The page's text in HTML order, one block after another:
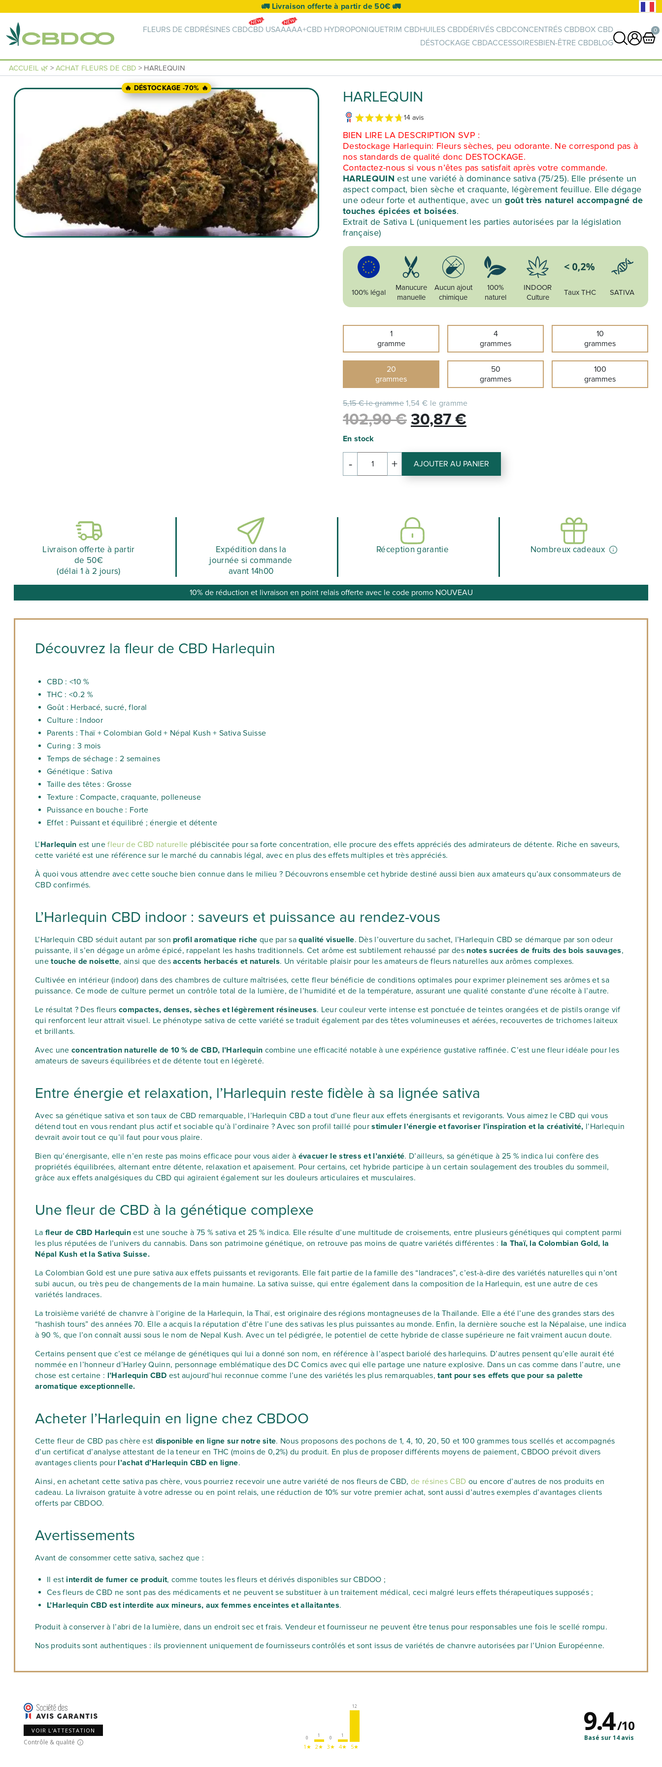
🚛 Livraison offerte à partir de 50€ 🚛
FLEURS DE CBDRÉSINES CBDCBD USAAAAA+CBD HYDROPONIQUETRIM CBDHUILES CBDDÉRIVÉS CBDCONCENTRÉS CBDBOX CBD
DÉSTOCKAGE CBDACCESSOIRESBIEN-ÊTRE CBDBLOG
0
ACCUEIL 🌿 > ACHAT FLEURS DE CBD > HARLEQUIN
🔥 DÉSTOCKAGE -70% 🔥 HARLEQUIN
14 avis
BIEN LIRE LA DESCRIPTION SVP :
Destockage Harlequin: Fleurs sèches, peu odorante. Ne correspond pas à
nos standards de qualité donc DESTOCKAGE.
Contactez-nous si vous n’êtes pas satisfait après votre commande.
HARLEQUIN est une variété à dominance sativa (75/25). Elle présente un
aspect compact, bien sèche et craquante, légèrement feuillue. Elle dégage
une odeur forte et authentique, avec un goût très naturel accompagné de
touches épicées et boisées.
Extrait de Sativa L (uniquement les parties autorisées par la législation
française)
100% légal
Manucure
manuelle
Aucun ajout
chimique
100%
naturel
INDOOR
Culture
Taux THC SATIVA
1
gramme
4
grammes
10
grammes
20
grammes
50
grammes
100
grammes
5,15 € le gramme 1,54 € le gramme
102,90€ Le
initial
était :
30,87 €
actuel
est :
En stock
-
quantité
de
+ AJOUTER AU PANIER
Livraison offerte à partir
de 50€
(délai 1 à 2 jours)
Expédition dans la
journée si commande
avant 14h00
Réception garantie Nombreux cadeaux
10% de réduction et livraison en point relais offerte avec le code promo NOUVEAU
Découvrez la fleur de CBD Harlequin
CBD : <10 %
THC : <0.2 %
Goût : Herbacé, sucré, floral
Culture : Indoor
Parents : Thaï + Colombian Gold + Népal Kush + Sativa Suisse
Curing : 3 mois
Temps de séchage : 2 semaines
Génétique : Sativa
Taille des têtes : Grosse
Texture : Compacte, craquante, polleneuse
Puissance en bouche : Forte
Effet : Puissant et équilibré ; énergie et détente
L’Harlequin est unefleur de CBD naturelle plébiscitée pour sa forte concentration, elle procure des effets appréciés des admirateurs de détente. Riche en saveurs,
cette variété est une référence sur le marché du cannabis légal, avec en plus des effets multiples et très appréciés.
À quoi vous attendre avec cette souche bien connue dans le milieu ? Découvrons ensemble cet hybride destiné aussi bien aux amateurs qu’aux consommateurs de
CBD confirmés.
L’Harlequin CBD indoor : saveurs et puissance au rendez-vous
L’Harlequin CBD séduit autant par son profil aromatique riche que par saqualité visuelle. Dès l’ouverture du sachet, l’Harlequin CBD se démarque par son odeur
puissante, il s’en dégage un arôme épicé, rappelant les hashs traditionnels. Cet arôme est subtilement rehaussé par des notes sucrées de fruits des bois sauvages,
unetouche de noisette, ainsi que desaccents herbacés et naturels. Un véritable plaisir pour les amateurs de fleurs naturelles aux arômes complexes.
Cultivée en intérieur (indoor) dans des chambres de culture maîtrisées, cette fleur bénéficie de conditions optimales pour exprimer pleinement ses arômes et sa
puissance. Ce mode de culture permet un contrôle total de la lumière, de l’humidité et de la température, assurant une qualité constante d’une récolte à l’autre.
Le résultat ? Des fleurs compactes, denses, sèches et légèrement résineuses. Leur couleur verte intense est ponctuée de teintes orangées et de pistils orange vif
qui renforcent leur attrait visuel. Le phénotype sativa de cette variété se traduit également par des têtes volumineuses et aérées, recouvertes de trichomes laiteux
et brillants.
Avec une concentration naturelle de 10 % de CBD, l’Harlequin combine une efficacité notable à une expérience gustative raffinée. C’est une fleur idéale pour les
amateurs de saveurs équilibrées et de détente tout en légèreté.
Entre énergie et relaxation, l’Harlequin reste fidèle à sa lignée sativa
Avec sa génétique sativa et son taux de CBD remarquable, l’Harlequin CBD a tout d’une fleur aux effets énergisants et revigorants. Vous aimez le CBD qui vous
détend tout en vous rendant plus actif et sociable qu’à l’ordinaire ? Avec son profil taillé pourstimuler l’énergie et favoriser l’inspiration et la créativité, l’Harlequin
devrait avoir tout ce qu’il faut pour vous plaire.
Bien qu’énergisante, elle n’en reste pas moins efficace pour vous aider à évacuer le stress et l’anxiété. D’ailleurs, sa génétique à 25 % indica lui confère des
propriétés équilibrées, alternant entre détente, relaxation et apaisement. Pour certains, cet hybride participe à un certain soulagement des troubles du sommeil,
grâce aux effets analgésiques du CBD qui agiraient également sur les douleurs articulaires et musculaires.
Une fleur de CBD à la génétique complexe
La fleur de CBD Harlequin est une souche à 75 % sativa et 25 % indica. Elle résulte d’une multitude de croisements, entre plusieurs génétiques qui comptent parmi
les plus réputées de l’univers du cannabis. Dans son patrimoine génétique, on retrouve pas moins de quatre variétés différentes : la Thaï, la Colombian Gold, la
Népal Kush et la Sativa Suisse.
La Colombian Gold est une pure sativa aux effets puissants et revigorants. Elle fait partie de la famille des “landraces”, c’est-à-dire des variétés naturelles qui n’ont
subi aucun, ou très peu de changements de la main humaine. La sativa suisse, qui entre également dans la composition de la Harlequin, est une autre de ces
variétés landraces.
La troisième variété de chanvre à l’origine de la Harlequin, la Thaï, est originaire des régions montagneuses de la Thaïlande. Elle a été l’une des grandes stars des
“hashish tours” des années 70. Elle a acquis la réputation d’être l’une des sativas les plus puissantes au monde. Enfin, la dernière souche est la Népalaise, une indica
à 90 %, que l’on connaît aussi sous le nom de Nepal Kush. Avec un tel pédigrée, le potentiel de cette hybride de classe supérieure ne fait vraiment aucun doute.
Certains pensent que c’est ce mélange de génétiques qui lui a donné son nom, en référence à l’aspect bariolé des harlequins. D’autres pensent qu’elle aurait été
nommée en l’honneur d’Harley Quinn, personnage emblématique des DC Comics avec qui elle partage une nature explosive. Dans un cas comme dans l’autre, une
chose est certaine : l’Harlequin CBD est aujourd’hui reconnue comme l’une des variétés les plus remarquables,tant pour ses effets que pour sa palette
aromatique exceptionnelle.
Acheter l’Harlequin en ligne chez CBDOO
Cette fleur de CBD pas chère est disponible en ligne sur notre site. Nous proposons des pochons de 1, 4, 10, 20, 50 et 100 grammes tous scellés et accompagnés
d’un certificat d’analyse attestant de la teneur en THC (moins de 0,2%) du produit. En plus de proposer différents moyens de paiement, CBDOO prévoit divers
avantages clients pour l’achat d’Harlequin CBD en ligne.
Ainsi, en achetant cette sativa pas chère, vous pourriez recevoir une autre variété de nos fleurs de CBD, de résines CBD ou encore d’autres de nos produits en
cadeau. La livraison gratuite à votre adresse ou en point relais, une réduction de 10% sur votre premier achat, sont aussi d’autres exemples d’avantages clients
offerts par CBDOO.
Avertissements
Avant de consommer cette sativa, sachez que :
Il est interdit de fumer ce produit, comme toutes les fleurs et dérivés disponibles sur CBDOO ;
Ces fleurs de CBD ne sont pas des médicaments et ne peuvent se substituer à un traitement médical, ceci malgré leurs effets thérapeutiques supposés ;
L’Harlequin CBD est interdite aux mineurs, aux femmes enceintes et allaitantes.
Produit à conserver à l’abri de la lumière, dans un endroit sec et frais. Vendeur et fournisseur ne peuvent être tenus pour responsables une fois le scellé rompu.
Nos produits sont authentiques : ils proviennent uniquement de fournisseurs contrôlés et sont issus de variétés de chanvre autorisées par l’Union Européenne.
VOIR L'ATTESTATION
Contrôle & qualité
0
1★
1
2★
0
3★
1
4★
12
5★
9.4/10
Basé sur 14 avis